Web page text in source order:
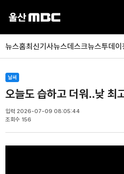
뉴스홈최신기사뉴스데스크뉴스투데이
날씨
오늘도 습하고 더워‥낮
입력 2026-07-09 08:05:44
조회수 156